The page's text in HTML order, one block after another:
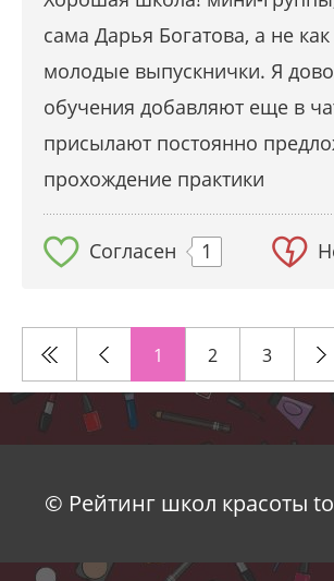
сама Дарья Богатова, а не как
молодые выпускнички. Я
обучения добавляют еще в
присылают постоянно
прохождение практики
Согласен 1
1 2 3
© Рейтинг школ красоты